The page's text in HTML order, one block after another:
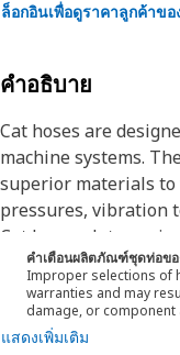
ล็อกอินเพื่อดูราคาลูกค้าข
คำอธิบาย
Cat hoses are
machine systems.
superior materials
pressures, vibration
Cat heavy-duty
couplings are
processes in the
combination is
that yields maximum
คำเตือนผลิตภัณฑ์ชุดท่อขอ
Improper selections of
warranties and may
damage, or component
แสดงเพิ่มเติม